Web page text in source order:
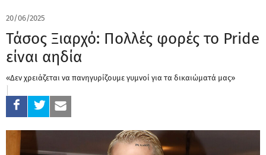
20/06/2025
Τάσος Ξιαρχό: Πολλές φορές το Pride
είναι αηδία
«Δεν χρειάζεται να πανηγυρίζουμε γυμνοί για τα δικαιώματά μας»